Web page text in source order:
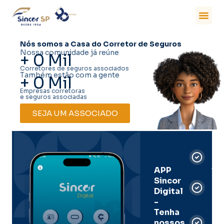
Nós somos a Casa do Corretor de Seguros
Nossa comunidade já reúne
+0 Mil
Corretores de seguros associados
Também estão com a gente
+0Mil
Empresas corretoras
e seguros associadas
SEJA UM ASSOCIADO
APP
Sincor
Digital
-
Tenha